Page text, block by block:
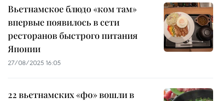
Вьетнамское блюдо «ком там»
впервые появилось в сети
ресторанов быстрого питания
Японии
27/08/2025 16:05
22 вьетнамских «фо» вошли в